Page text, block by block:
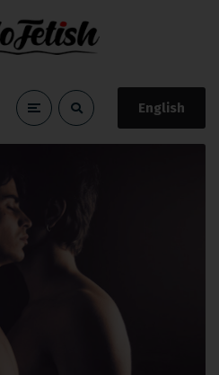
English